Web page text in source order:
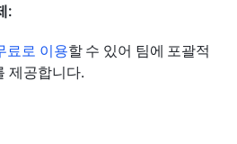
:
료로 이용할 수 있어 팀에 포괄적
제공합니다.